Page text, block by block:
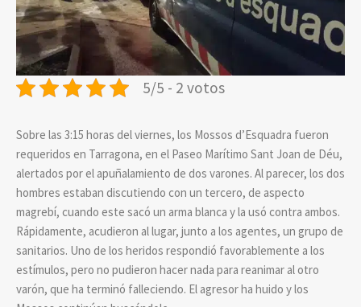
5/5 - 2 votos
Sobre las 3:15 horas del viernes, los Mossos d’Esquadra fueron
requeridos en Tarragona, en el Paseo Marítimo Sant Joan de Déu,
alertados por el apuñalamiento de dos varones. Al parecer, los dos
hombres estaban discutiendo con un tercero, de aspecto
magrebí, cuando este sacó un arma blanca y la usó contra ambos.
Rápidamente, acudieron al lugar, junto a los agentes, un grupo de
sanitarios. Uno de los heridos respondió favorablemente a los
estímulos, pero no pudieron hacer nada para reanimar al otro
varón, que ha terminó falleciendo. El agresor ha huido y los